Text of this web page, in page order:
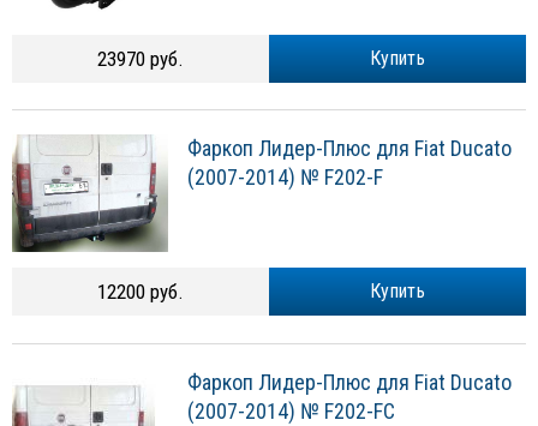
Купить
23970 руб.
Фаркоп Лидер-Плюс для Fiat Ducato
(2007-2014) № F202-F
Купить
12200 руб.
Фаркоп Лидер-Плюс для Fiat Ducato
(2007-2014) № F202-FC